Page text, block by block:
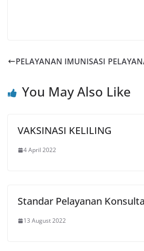
PELAYANAN IMUNISASI
You May Also Like
VAKSINASI KELILING
4 April 2022
Standar Pelayanan
13 August 2022